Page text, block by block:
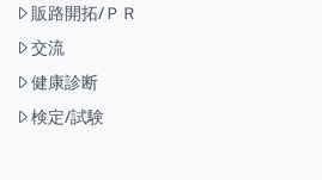
販路開拓/ＰＲ
交流
健康診断
検定/試験